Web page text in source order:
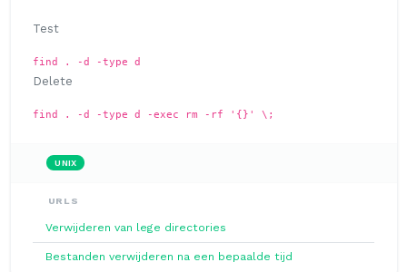
Test
find . -d -type d
Delete
find . -d -type d -exec rm -rf '{}' \;
UNIX
URLS
Verwijderen van lege directories
Bestanden verwijderen na een bepaalde tijd